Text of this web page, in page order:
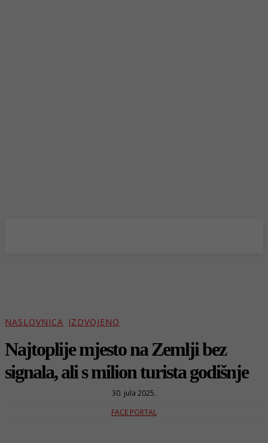
NASLOVNICA IZDVOJENO
Najtoplije mjesto na Zemlji bez
signala, ali s milion turista godišnje
30. jula 2025.
FACE PORTAL